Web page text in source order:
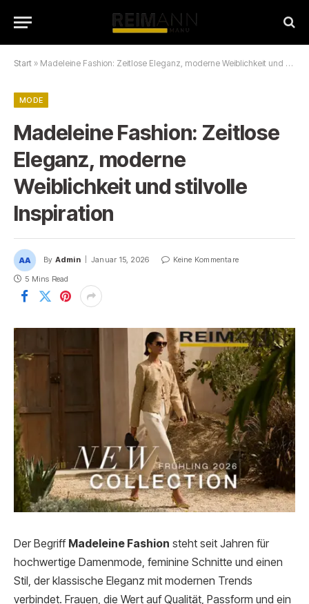
Start » Madeleine Fashion: Zeitlose Eleganz, moderne Weiblichkeit und stilvolle Inspiration
MODE
Madeleine Fashion: Zeitlose
Eleganz, moderne
Weiblichkeit und stilvolle
Inspiration
By Admin Januar 15, 2026
Keine Kommentare
5 Mins Read
Der Begriff Madeleine Fashion steht seit Jahren für
hochwertige Damenmode, feminine Schnitte und einen
Stil, der klassische Eleganz mit modernen Trends
verbindet. Frauen, die Wert auf Qualität, Passform und ein